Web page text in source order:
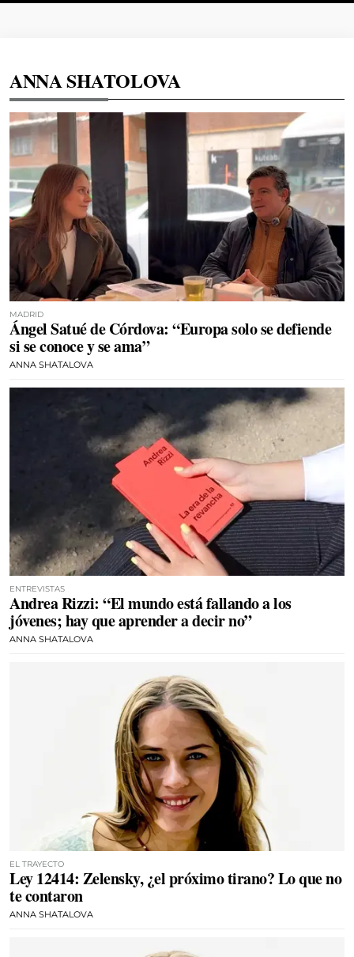
ANNA SHATOLOVA
MADRID
Ángel Satué de Córdova: “Europa solo se defiende
si se conoce y se ama”
ANNA SHATALOVA
ENTREVISTAS
Andrea Rizzi: “El mundo está fallando a los
jóvenes; hay que aprender a decir no”
ANNA SHATALOVA
EL TRAYECTO
Ley 12414: Zelensky, ¿el próximo tirano? Lo que no
te contaron
ANNA SHATALOVA